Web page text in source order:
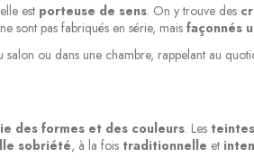
est porteuse de sens. On y trouve des
sont pas fabriqués en série, mais façonnés
salon ou dans une chambre, rappelant au
des formes et des couleurs. Les
sobriété, à la fois traditionnelle et